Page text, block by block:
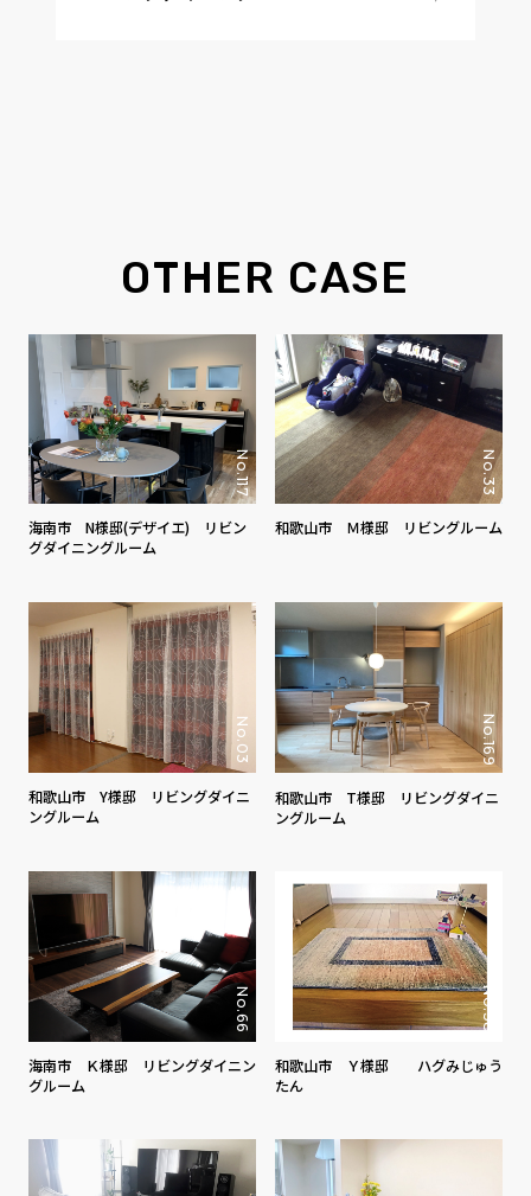
OTHER CASE
No.117
海南市 N様邸(デザイエ) リビン
グダイニングルーム
No.33
和歌山市 Ｍ様邸 リビングルーム
No.03
和歌山市 Y様邸 リビングダイニ
ングルーム
No.169
和歌山市 T様邸 リビングダイニ
ングルーム
No.66
海南市 Ｋ様邸 リビングダイニン
グルーム
No.58
和歌山市 Ｙ様邸 ハグみじゅう
たん